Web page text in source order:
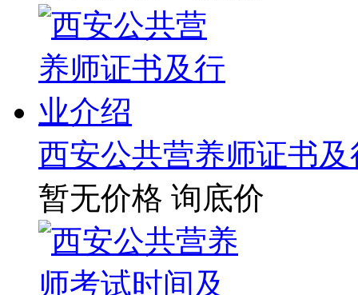
西安公共营养师证书
暂无价格 询底价